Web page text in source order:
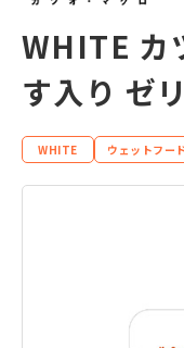
WHITE カ
す入り ゼ
WHITE ウェットフー